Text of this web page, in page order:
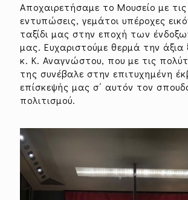
Αποχαιρετήσαμε το Μουσείο με
εντυπώσεις, γεμάτοι υπέροχες
ταξίδι μας στην εποχή των
μας. Ευχαριστούμε θερμά την άξια
κ. Κ. Αναγνώστου, που με τις
της συνέβαλε στην επιτυχημένη
επίσκεψής μας σ΄ αυτόν τον
πολιτισμού.